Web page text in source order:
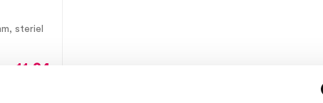
steriel
11.24